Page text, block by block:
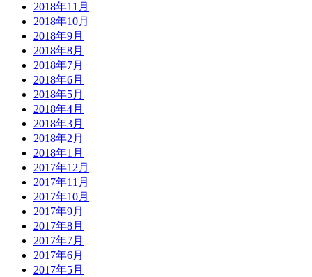
2018年11月
2018年10月
2018年9月
2018年8月
2018年7月
2018年6月
2018年5月
2018年4月
2018年3月
2018年2月
2018年1月
2017年12月
2017年11月
2017年10月
2017年9月
2017年8月
2017年7月
2017年6月
2017年5月